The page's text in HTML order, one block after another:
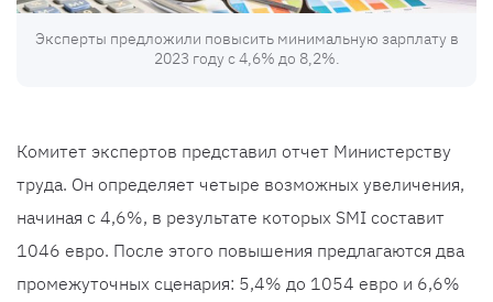
Эксперты предложили повысить минимальную зарплату в
2023 году с 4,6% до 8,2%.
Комитет экспертов представил отчет Министерству
труда. Он определяет четыре возможных увеличения,
начиная с 4,6%, в результате которых SMI составит
1046 евро. После этого повышения предлагаются два
промежуточных сценария: 5,4% до 1054 евро и 6,6%